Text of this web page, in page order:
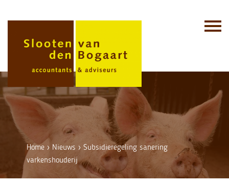
Home › Nieuws ›Subsidieregeling sanering
varkenshouderij